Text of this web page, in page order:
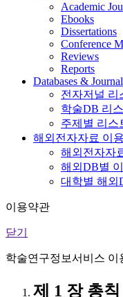
Academic
Ebooks
Dissertations
Conference
Reviews
Reports
Databases &
전자저널 리
학술DB 리
주제별 리스
해외전자자료 이
해외전자자
해외DB별
대학별 해외
이용약관
닫기
학술연구정보서비스 이
제 1 장 총칙